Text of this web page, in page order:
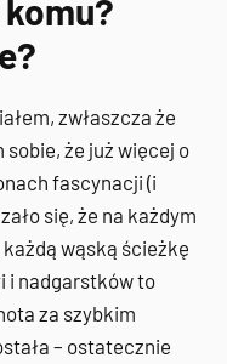
zwłaszcza że
sobie, że już więcej o
fascynacji (i
się, że na każdym
każdą wąską ścieżkę
i nadgarstków to
za szybkim
– ostatecznie